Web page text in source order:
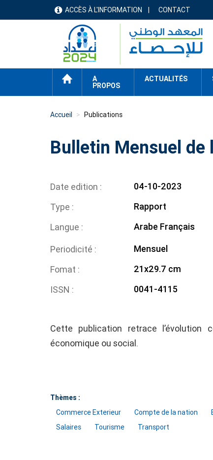
menu
header
ACCÈS À L'INFORMATION CONTACT
ACCUEIL
A
PROPOS
ACTUALITÉS
Accueil Publications
Bulletin Mensuel
Date edition
04-10-2023
Type
Rapport
Langue
Arabe Français
Periodicité
Mensuel
Fomat
21x29.7 cm
ISSN
0041-4115
Cette publication retrace l’évolution
économique ou social.
Thèmes :
Commerce Exterieur
Compte de la nation
Salaires
Tourisme Transport